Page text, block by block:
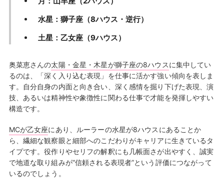
水星：獅子座（8ハウス・逆行）
土星：乙女座（9ハウス）
奥菜恵さんの太陽・金星・木星が獅子座の8ハウスに集中してい
るのは、「深く入り込む表現」を仕事に活かす強い傾向を表しま
す。自分自身の内面と向き合い、深く感情を掘り下げた表現、演
技、あるいは精神性や象徴性に関わる仕事で才能を発揮しやすい
構造です。
MCが乙女座にあり、ルーラーの水星が8ハウスにあることか
ら、繊細な観察眼と細部へのこだわりがキャリアに生きているタ
イプです。役作りやセリフの解釈にも几帳面さが出やすく、誠実
で地道な取り組みが“信頼される表現者”という評価につながって
いるのでしょう。